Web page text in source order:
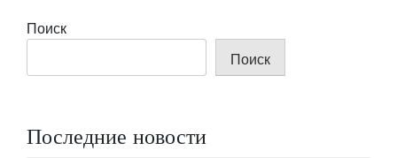
Поиск
Поиск
Последние новости